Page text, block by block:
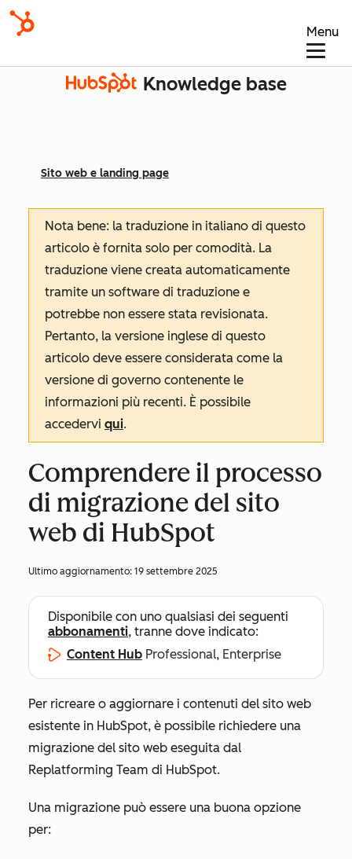
Menu
Knowledge base
Sito web e landing page
Nota bene: la traduzione in italiano di questo
articolo è fornita solo per comodità. La
traduzione viene creata automaticamente
tramite un software di traduzione e
potrebbe non essere stata revisionata.
Pertanto, la versione inglese di questo
articolo deve essere considerata come la
versione di governo contenente le
informazioni più recenti. È possibile
accedervi qui.
Comprendere il processo
di migrazione del sito
web di HubSpot
Ultimo aggiornamento: 19 settembre 2025
Disponibile con uno qualsiasi dei seguenti
abbonamenti, tranne dove indicato:
Content Hub Professional, Enterprise
Per ricreare o aggiornare i contenuti del sito web
esistente in HubSpot, è possibile richiedere una
migrazione del sito web eseguita dal
Replatforming Team di HubSpot.
Una migrazione può essere una buona opzione
per: